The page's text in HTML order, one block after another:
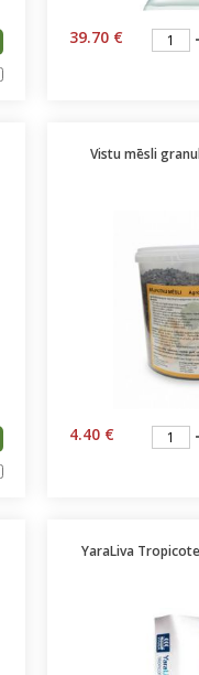
39.70 €
Vistu mēsli
4.40 €
YaraLiva